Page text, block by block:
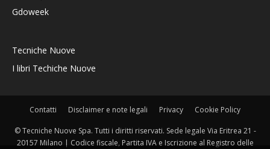
Gdoweek
Tecniche Nuove
I libri Techiche Nuove
Contatti Disclaimer e note legali Privacy Cookie Policy
© Tecniche Nuove Spa. Tutti i diritti riservati. Sede legale Via Eritrea 21 -
20157 Milano | Codice fiscale, Partita IVA e Iscrizione al Registro delle